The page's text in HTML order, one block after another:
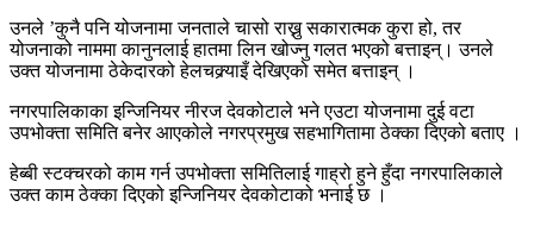
उनले ’कुनै पनि योजनामा जनताले चासो राख्नु सकारात्मक कुरा हो, तर
योजनाको नाममा कानुनलाई हातमा लिन खोज्नु गलत भएको बत्ताइन्। उनले
उक्त योजनामा ठेकेदारको हेलचक्र्याइँ देखिएको समेत बत्ताइन् ।
नगरपालिकाका इन्जिनियर नीरज देवकोटाले भने एउटा योजनामा दुई वटा
उपभोक्ता समिति बनेर आएकोले नगरप्रमुख सहभागितामा ठेक्का दिएको बताए ।
हेब्बी स्टक्चरको काम गर्न उपभोक्ता समितिलाई गाह्रो हुने हुँदा नगरपालिकाले
उक्त काम ठेक्का दिएको इन्जिनियर देवकोटाको भनाई छ ।